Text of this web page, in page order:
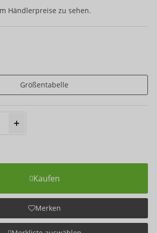
Händlerpreise zu sehen.
Größentabelle
Kaufen
Merken